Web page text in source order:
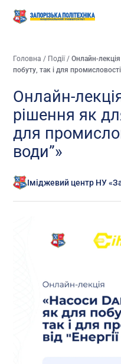
Головна / Події/Онлайн-
побуту, так і для промисловості
Онлайн-
рішення як
для
води”»